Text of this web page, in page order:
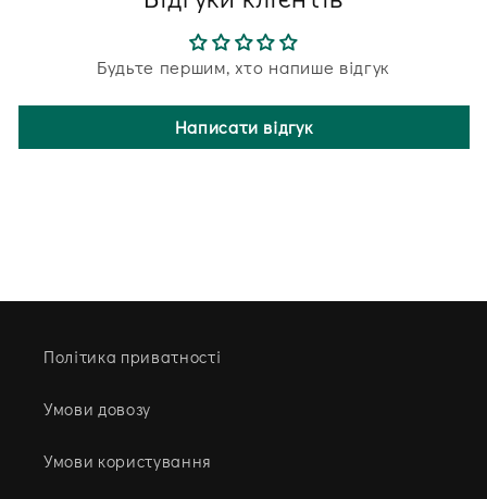
Будьте першим, хто напише відгук
Написати відгук
Політика приватності
Умови довозу
Умови користування